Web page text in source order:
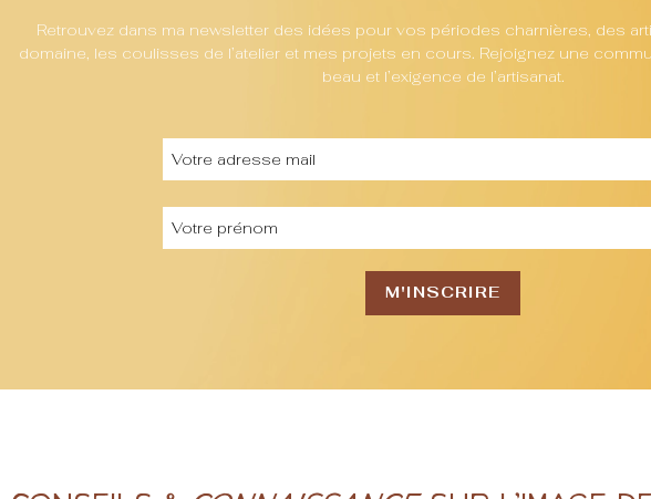
Retrouvez dans ma newsletter des idées pour vos périodes charnières, des
domaine, les coulisses de l’atelier et mes projets en cours. Rejoignez une
beau et l’exigence de l’artisanat.
M'INSCRIRE